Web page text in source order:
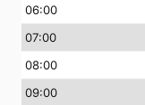
06:00
07:00
08:00
09:00